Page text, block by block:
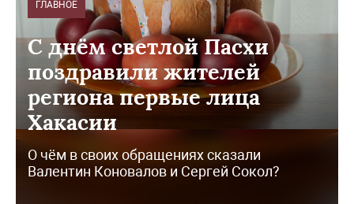
ГЛАВНОЕ
С днём светлой Пасхи
поздравили жителей
региона первые лица
Хакасии
О чём в своих обращениях сказали
Валентин Коновалов и Сергей Сокол?